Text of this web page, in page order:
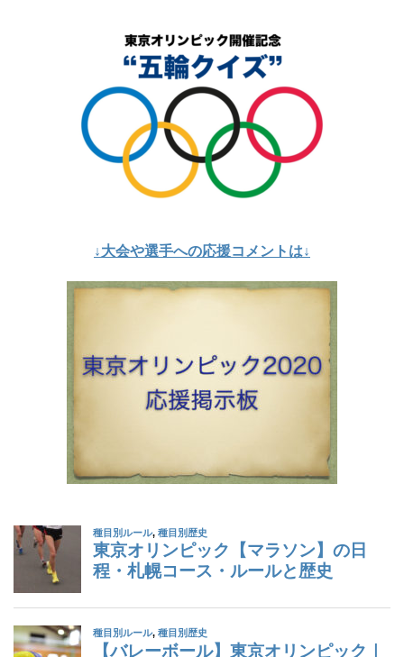
↓大会や選手への応援コメントは↓